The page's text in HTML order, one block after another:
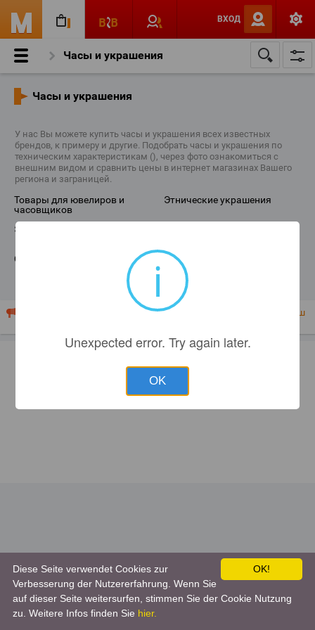
ВХОД
Часы и украшения
Часы и украшения
У нас Вы можете купить часы и украшения всех известных
брендов, к примеру и другие. Подобрать часы и украшения по
техническим характеристикам (), через фото ознакомиться с
внешним видом и сравнить цены в интернет магазинах Вашего
региона и заграницей.
товары для ювелиров и
часовщиков
этнические украшения
ювелирные украшения
ПОКАЗАТЬ ВСЕ КАТЕГОРИИ
Ваш магазин продает "Часы и украшения"? Разместите Ваш
i
Unexpected error. Try again later.
OK
OK!
Diese Seite verwendet Cookies zur
Verbesserung der Nutzererfahrung. Wenn Sie
auf dieser Seite weitersurfen, stimmen Sie der Cookie Nutzung
zu. Weitere Infos finden Sie hier.